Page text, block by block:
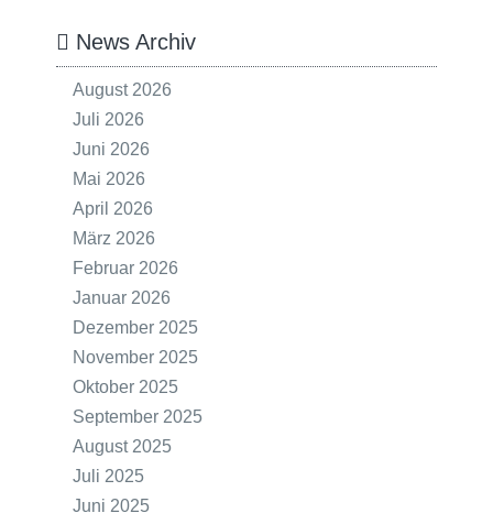
News Archiv
August 2026
Juli 2026
Juni 2026
Mai 2026
April 2026
März 2026
Februar 2026
Januar 2026
Dezember 2025
November 2025
Oktober 2025
September 2025
August 2025
Juli 2025
Juni 2025